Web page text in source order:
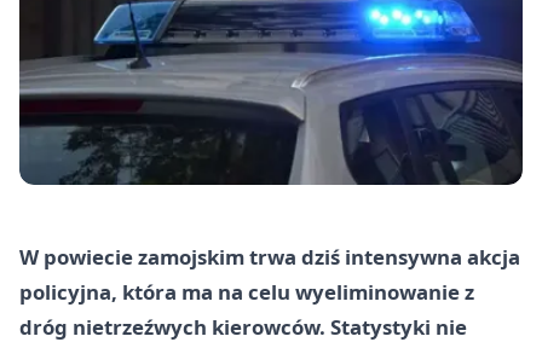
W powiecie zamojskim trwa dziś intensywna akcja
policyjna, która ma na celu wyeliminowanie z
dróg nietrzeźwych kierowców. Statystyki nie